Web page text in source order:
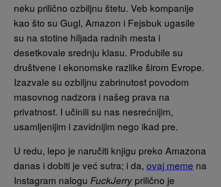
neku prilično ozbiljnu štetu. Veb kompanije
kao što su Gugl, Amazon i Fejsbuk ugasile
su na stotine hiljada radnih mesta i
desetkovale srednju klasu. Produbile su
društvene i ekonomske razlike širom Evrope.
Izazvale su ozbiljnu zabrinutost povodom
masovnog nadzora i našeg prava na
privatnost. I učinili su nas nesrećnijim,
usamljenijim i zavidnijim nego ikad pre.
U redu, lepo je naručiti knjigu preko Amazona
danas i dobiti je već sutra; i da, ovaj meme na
Instagram nalogu FuckJerry prilično je